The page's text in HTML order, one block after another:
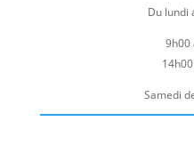
Du lundi
9h00
Samedi